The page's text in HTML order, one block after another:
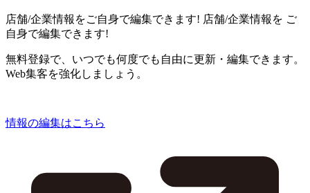
店舗/企業情報をご自身で編集できます! 店舗/企業情報を ご
自身で編集できます!
無料登録で、いつでも何度でも自由に更新・編集できます。
Web集客を強化しましょう。
情報の編集はこちら